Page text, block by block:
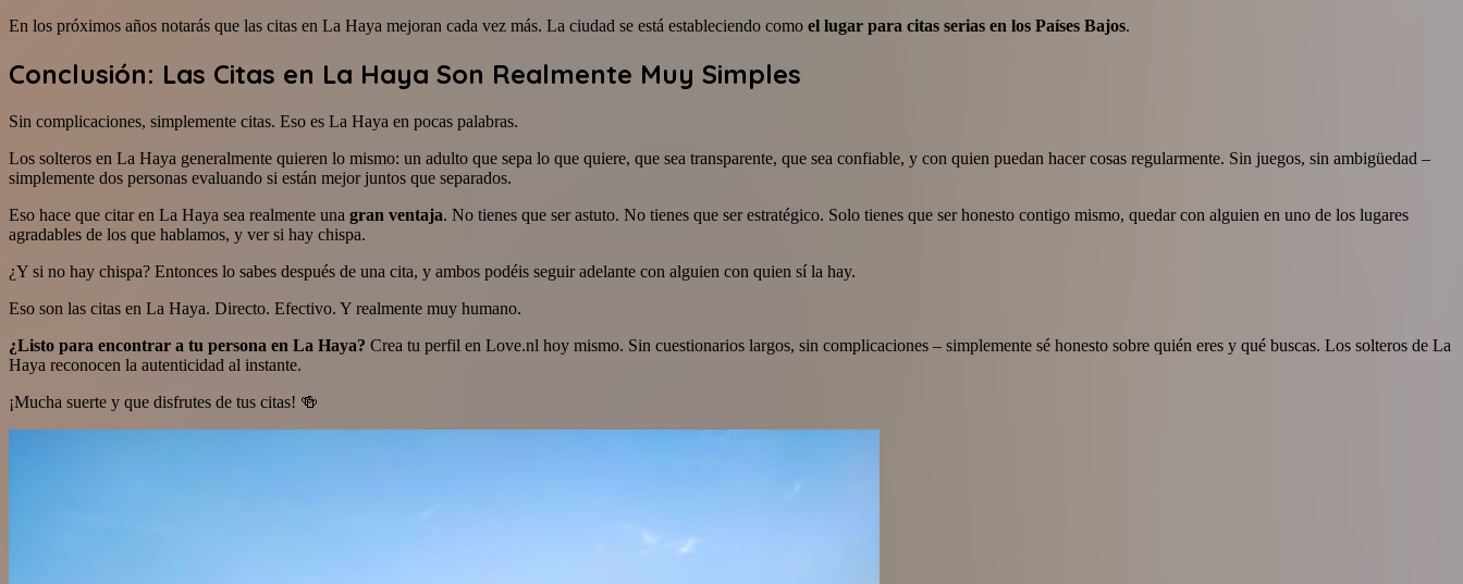
En los próximos años notarás que las citas en La Haya mejoran cada vez más. La ciudad se está estableciendo como el lugar para citas serias en los Países Bajos.
Conclusión: Las Citas en La Haya Son Realmente Muy Simples
Sin complicaciones, simplemente citas. Eso es La Haya en pocas palabras.
Los solteros en La Haya generalmente quieren lo mismo: un adulto que sepa lo que quiere, que sea transparente, que sea confiable, y con quien puedan hacer cosas regularmente. Sin juegos, sin ambigüedad –
simplemente dos personas evaluando si están mejor juntos que separados.
Eso hace que citar en La Haya sea realmente una gran ventaja. No tienes que ser astuto. No tienes que ser estratégico. Solo tienes que ser honesto contigo mismo, quedar con alguien en uno de los lugares
agradables de los que hablamos, y ver si hay chispa.
¿Y si no hay chispa? Entonces lo sabes después de una cita, y ambos podéis seguir adelante con alguien con quien sí la hay.
Eso son las citas en La Haya. Directo. Efectivo. Y realmente muy humano.
¿Listo para encontrar a tu persona en La Haya? Crea tu perfil en Love.nl hoy mismo. Sin cuestionarios largos, sin complicaciones – simplemente sé honesto sobre quién eres y qué buscas. Los solteros de La
Haya reconocen la autenticidad al instante.
¡Mucha suerte y que disfrutes de tus citas! 🍻